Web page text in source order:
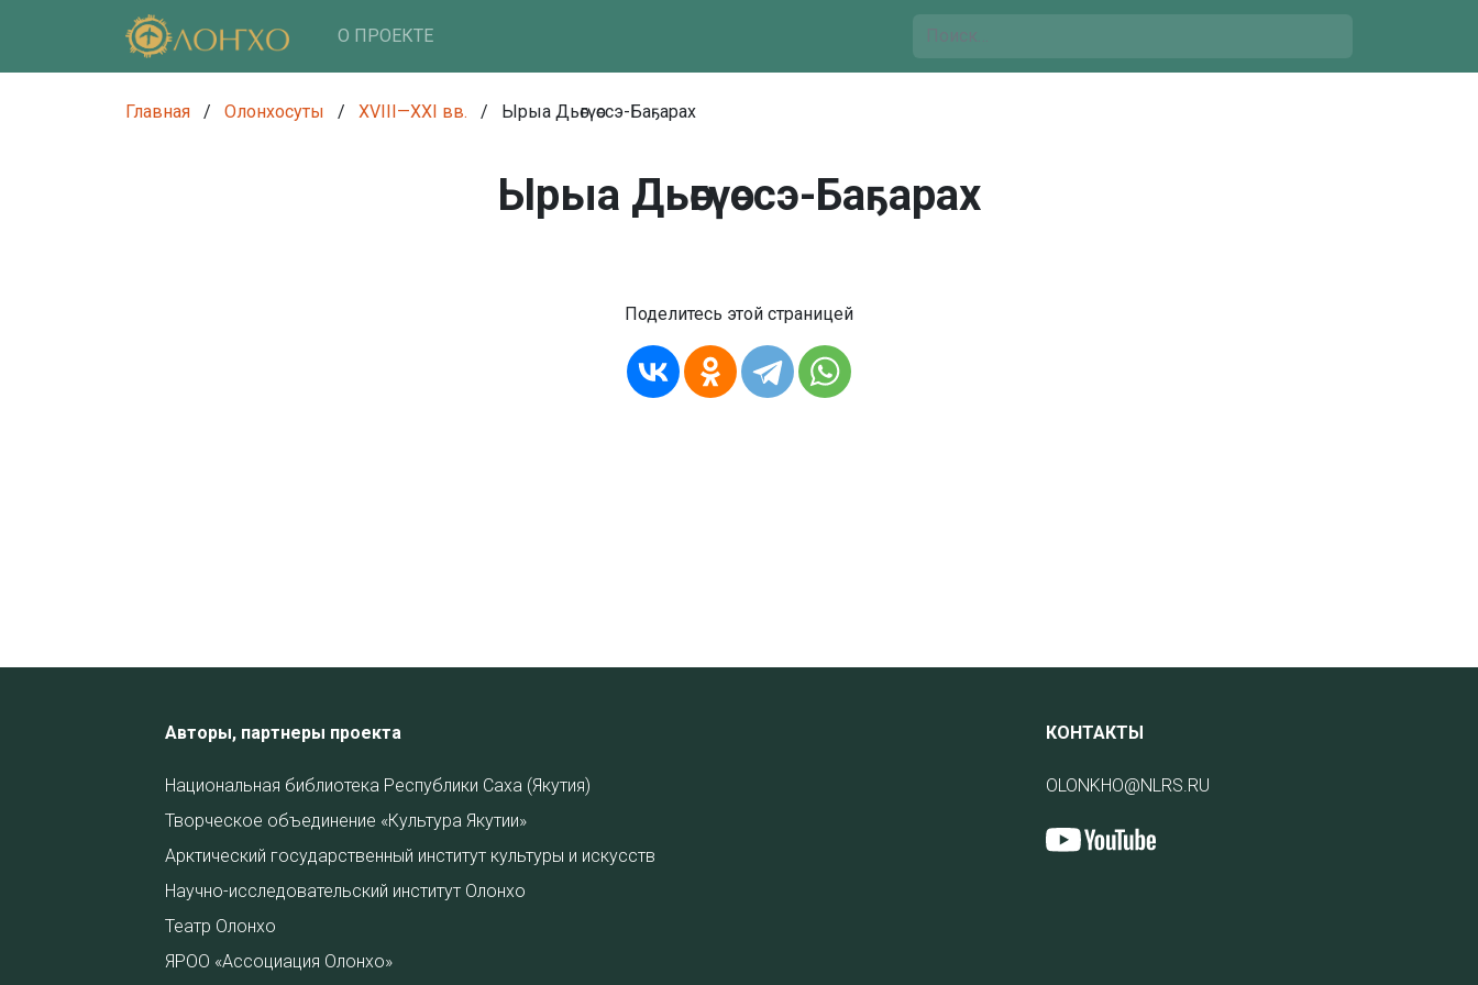
О ПРОЕКТЕ
Главная / Олонхосуты / XVIII—XXI вв. / Ырыа Дьөгүөссэ-Баҕарах
Ырыа Дьөгүөссэ-Баҕарах
Поделитесь этой страницей
Авторы, партнеры проекта
Национальная библиотека Республики Саха (Якутия)
Творческое объединение «Культура Якутии»
Арктический государственный институт культуры и искусств
Научно-исследовательский институт Олонхо
Театр Олонхо
ЯРОО «Ассоциация Олонхо»
КОНТАКТЫ
OLONKHO@NLRS.RU